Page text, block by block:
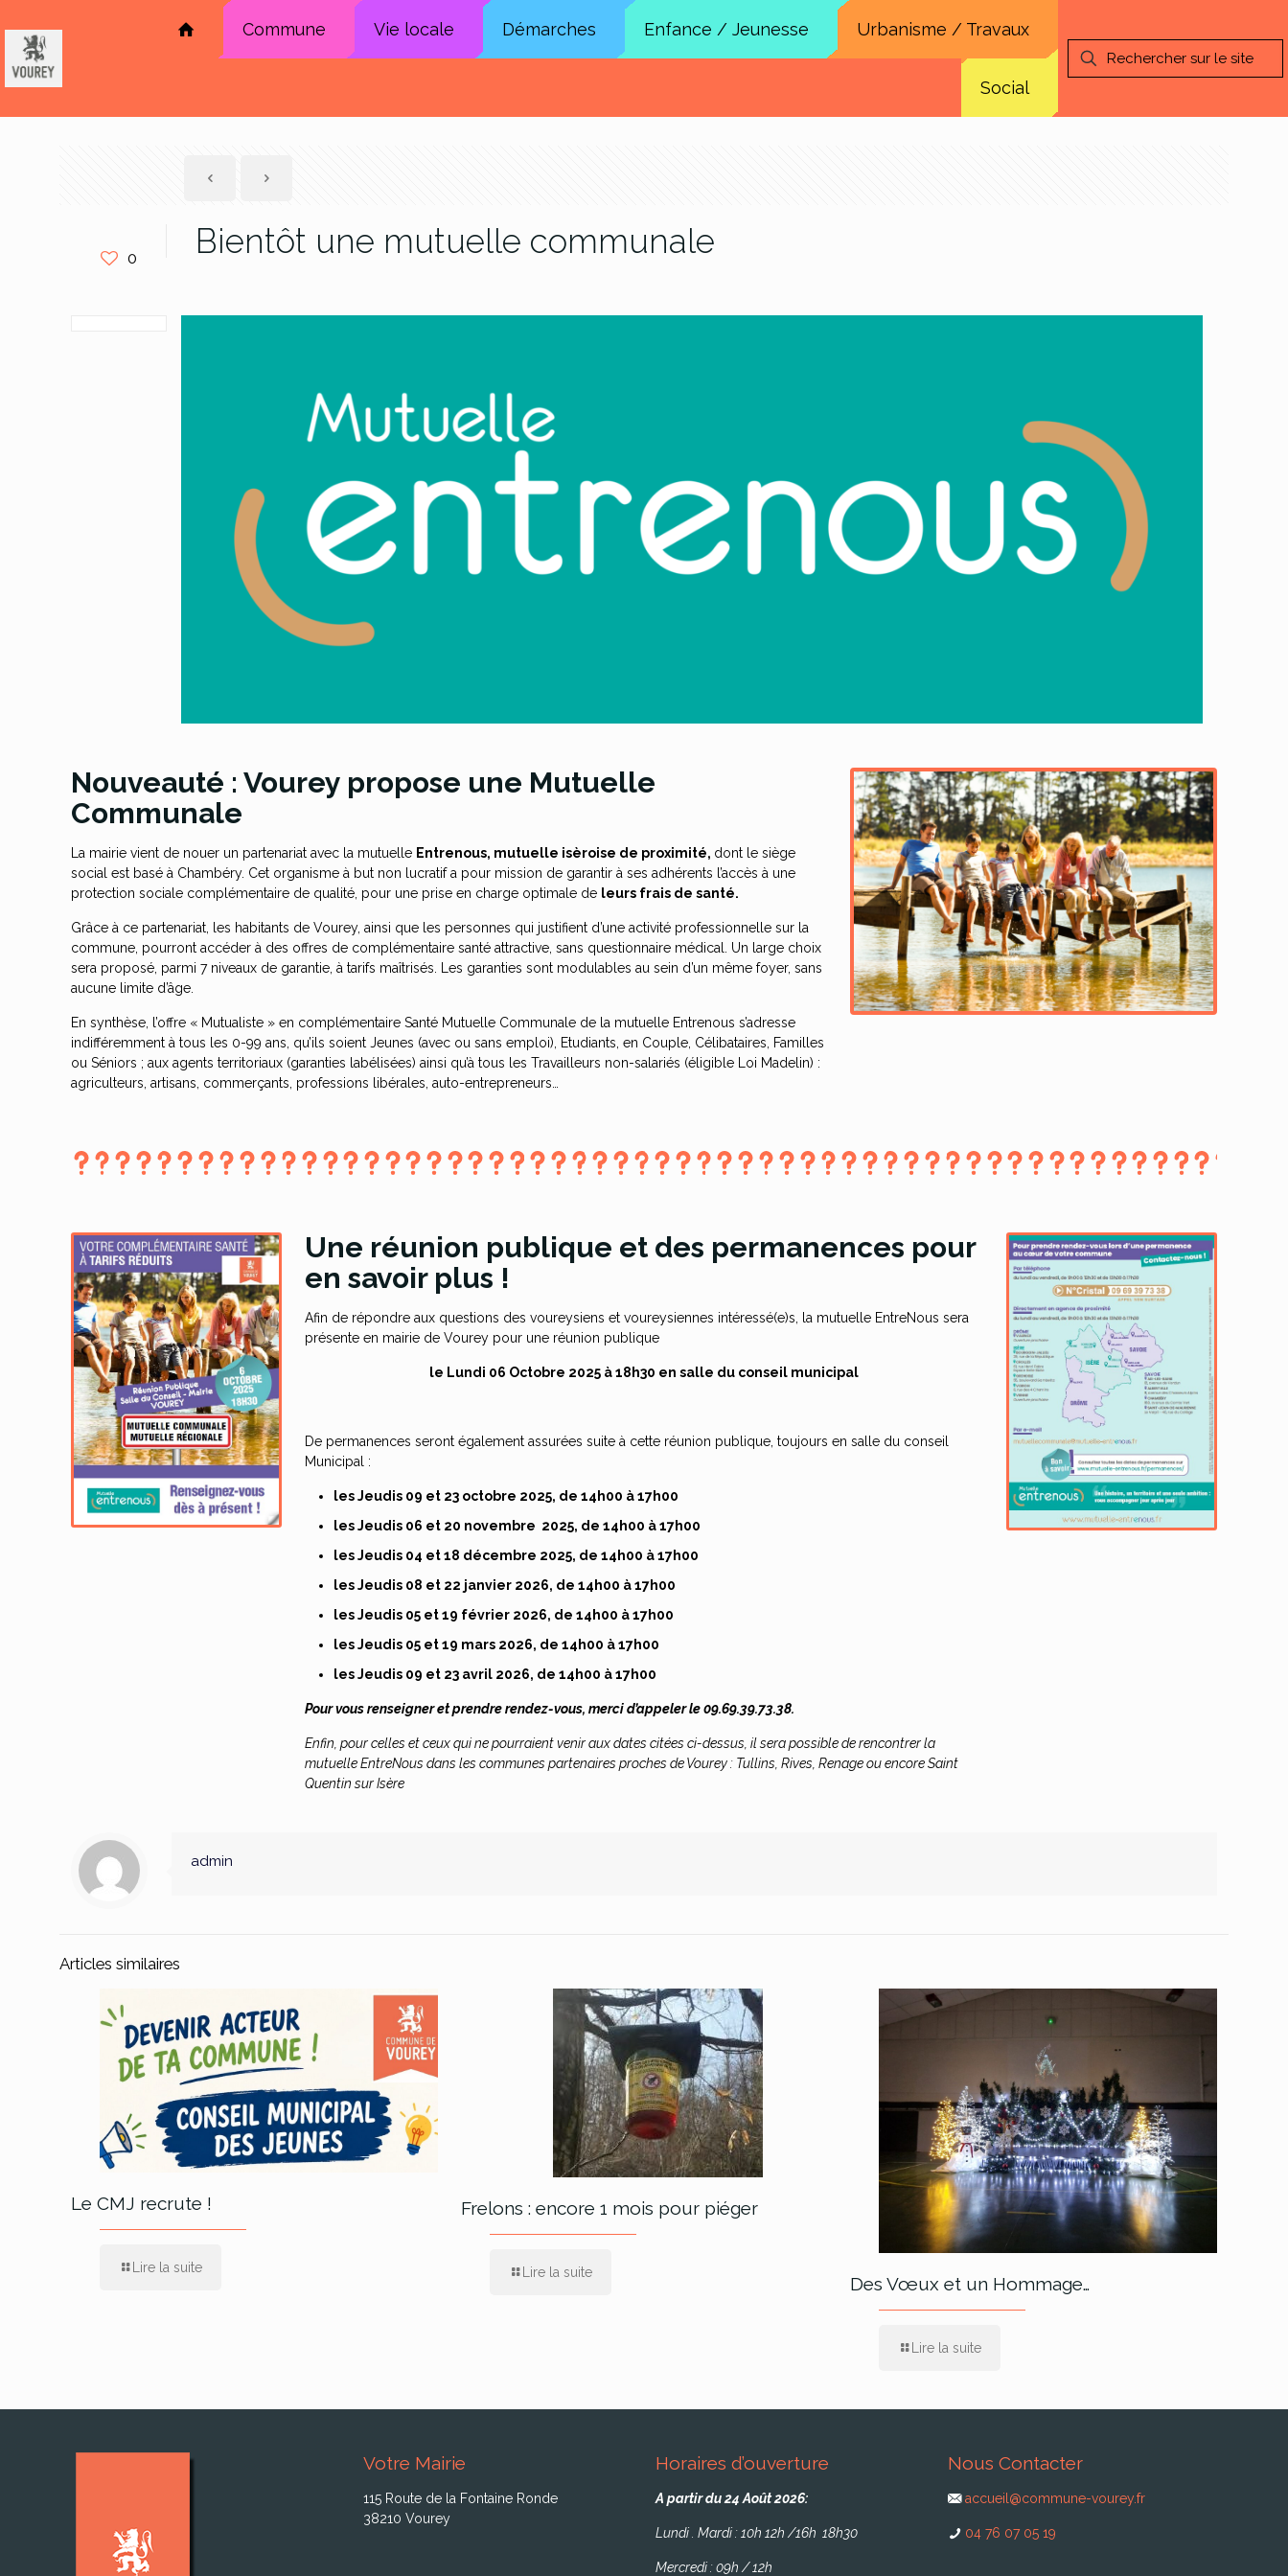
Commune Vie locale Démarches Enfance / Jeunesse Urbanisme / Travaux
Social
0 Bientôt une mutuelle communale
Nouveauté : Vourey propose une Mutuelle
Communale
La mairie vient de nouer un partenariat avec la mutuelle Entrenous, mutuelle isèroise de proximité, dont le siège
social est basé à Chambéry. Cet organisme à but non lucratif a pour mission de garantir à ses adhérents l’accès à une
protection sociale complémentaire de qualité, pour une prise en charge optimale de leurs frais de santé.
Grâce à ce partenariat, les habitants de Vourey, ainsi que les personnes qui justifient d’une activité professionnelle sur la
commune, pourront accéder à des offres de complémentaire santé attractive, sans questionnaire médical. Un large choix
sera proposé, parmi 7 niveaux de garantie, à tarifs maîtrisés. Les garanties sont modulables au sein d’un même foyer, sans
aucune limite d’âge.
En synthèse, l’offre « Mutualiste » en complémentaire Santé Mutuelle Communale de la mutuelle Entrenous s’adresse
indifféremment à tous les 0-99 ans, qu’ils soient Jeunes (avec ou sans emploi), Etudiants, en Couple, Célibataires, Familles
ou Séniors ; aux agents territoriaux (garanties labélisées) ainsi qu’à tous les Travailleurs non-salariés (éligible Loi Madelin) :
agriculteurs, artisans, commerçants, professions libérales, auto-entrepreneurs…
Une réunion publique et des permanences pour
en savoir plus !
Afin de répondre aux questions des voureysiens et voureysiennes intéressé(e)s, la mutuelle EntreNous sera
présente en mairie de Vourey pour une réunion publique
le Lundi 06 Octobre 2025 à 18h30 en salle du conseil municipal
De permanences seront également assurées suite à cette réunion publique, toujours en salle du conseil
Municipal :
les Jeudis 09 et 23 octobre 2025, de 14h00 à 17h00
les Jeudis 06 et 20 novembre 2025, de 14h00 à 17h00
les Jeudis 04 et 18 décembre 2025, de 14h00 à 17h00
les Jeudis 08 et 22 janvier 2026, de 14h00 à 17h00
les Jeudis 05 et 19 février 2026, de 14h00 à 17h00
les Jeudis 05 et 19 mars 2026, de 14h00 à 17h00
les Jeudis 09 et 23 avril 2026, de 14h00 à 17h00
Pour vous renseigner et prendre rendez-vous, merci d’appeler le 09.69.39.73.38.
Enfin, pour celles et ceux qui ne pourraient venir aux dates citées ci-dessus, il sera possible de rencontrer la
mutuelle EntreNous dans les communes partenaires proches de Vourey : Tullins, Rives, Renage ou encore Saint
Quentin sur Isère
admin
Articles similaires
Le CMJ recrute !
Lire la suite
Frelons : encore 1 mois pour piéger
Lire la suite
Des Vœux et un Hommage…
Lire la suite
Votre Mairie
115 Route de la Fontaine Ronde
38210 Vourey
Horaires d’ouverture
A partir du 24 Août 2026:
Lundi . Mardi : 10h 12h /16h 18h30
Mercredi : 09h / 12h
Nous Contacter
accueil@commune-vourey.fr
04 76 07 05 19